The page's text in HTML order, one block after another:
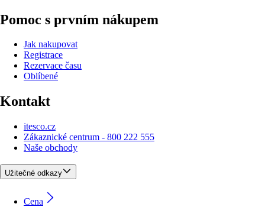
Pomoc s prvním nákupem
Jak nakupovat
Registrace
Rezervace času
Oblíbené
Kontakt
itesco.cz
Zákaznické centrum - 800 222 555
Naše obchody
Užitečné odkazy
Cena